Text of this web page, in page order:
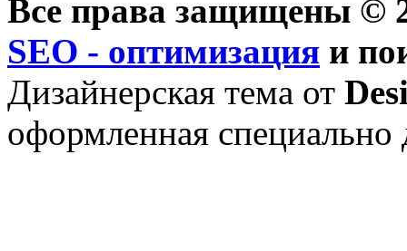
Все права защищены ©
SEO - оптимизация и
Дизайнерская тема от
оформленная